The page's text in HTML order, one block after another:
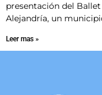
presentación del
Alejandría, un
Leer mas »